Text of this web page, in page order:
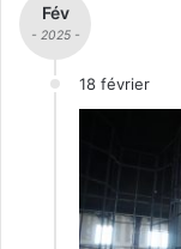
Fév
- 2025 -
18 février